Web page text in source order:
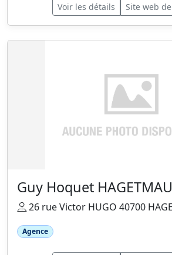
Voir les détails Site web
Guy Hoquet HAGETMAU
26 rue Victor HUGO 40700
Agence